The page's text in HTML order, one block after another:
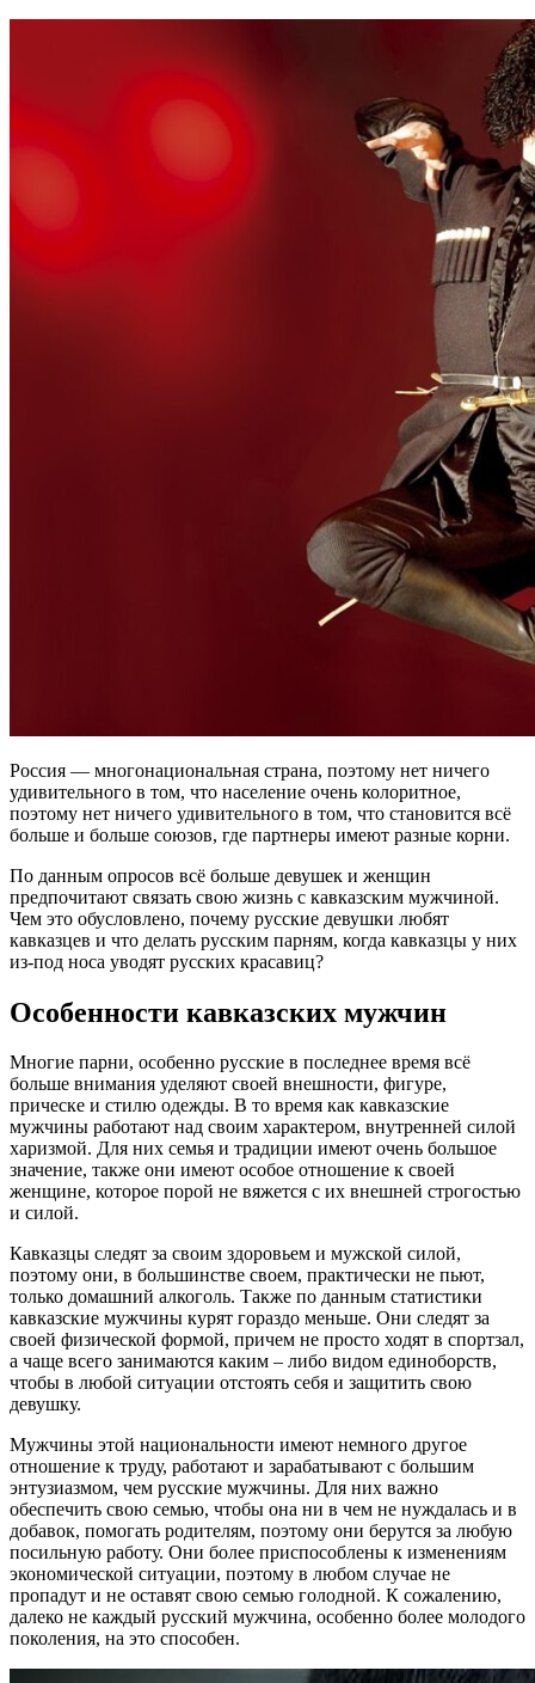
Россия — многонациональная страна, поэтому нет ничего
удивительного в том, что население очень колоритное,
поэтому нет ничего удивительного в том, что становится всё
больше и больше союзов, где партнеры имеют разные корни.
По данным опросов всё больше девушек и женщин
предпочитают связать свою жизнь с кавказским мужчиной.
Чем это обусловлено, почему русские девушки любят
кавказцев и что делать русским парням, когда кавказцы у них
из-под носа уводят русских красавиц?
Особенности кавказских мужчин
Многие парни, особенно русские в последнее время всё
больше внимания уделяют своей внешности, фигуре,
прическе и стилю одежды. В то время как кавказские
мужчины работают над своим характером, внутренней силой
харизмой. Для них семья и традиции имеют очень большое
значение, также они имеют особое отношение к своей
женщине, которое порой не вяжется с их внешней строгостью
и силой.
Кавказцы следят за своим здоровьем и мужской силой,
поэтому они, в большинстве своем, практически не пьют,
только домашний алкоголь. Также по данным статистики
кавказские мужчины курят гораздо меньше. Они следят за
своей физической формой, причем не просто ходят в спортзал,
а чаще всего занимаются каким – либо видом единоборств,
чтобы в любой ситуации отстоять себя и защитить свою
девушку.
Мужчины этой национальности имеют немного другое
отношение к труду, работают и зарабатывают с большим
энтузиазмом, чем русские мужчины. Для них важно
обеспечить свою семью, чтобы она ни в чем не нуждалась и в
добавок, помогать родителям, поэтому они берутся за любую
посильную работу. Они более приспособлены к изменениям
экономической ситуации, поэтому в любом случае не
пропадут и не оставят свою семью голодной. К сожалению,
далеко не каждый русский мужчина, особенно более молодого
поколения, на это способен.